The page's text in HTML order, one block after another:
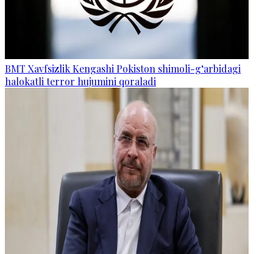
BMT Xavfsizlik Kengashi Pokiston shimoli-g‘arbidagi
halokatli terror hujumini qoraladi